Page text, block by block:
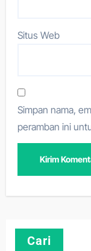
Situs Web
Simpan nama,
peramban ini
Cari